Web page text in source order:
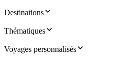
Destinations
Thématiques
Voyages personnalisés